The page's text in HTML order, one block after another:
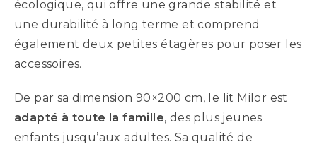
écologique, qui offre une grande stabilité et
une durabilité à long terme et comprend
également deux petites étagères pour poser les
accessoires.
De par sa dimension 90×200 cm, le lit Milor est
adapté à toute la famille, des plus jeunes
enfants jusqu’aux adultes. Sa qualité de